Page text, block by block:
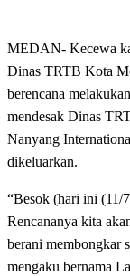
MEDAN- Kecewa
Dinas TRTB Kota
berencana
mendesak Dinas
Nanyang
dikeluarkan.
“Besok (hari ini (11/
Rencananya kita
berani membongkar
mengaku bernama